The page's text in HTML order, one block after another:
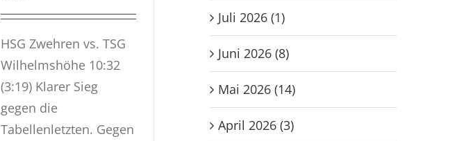
HSG Zwehren vs. TSG
Wilhelmshöhe 10:32
(3:19) Klarer Sieg
gegen die
Tabellenletzten. Gegen
Juli 2026 (1)
Juni 2026 (8)
Mai 2026 (14)
April 2026 (3)